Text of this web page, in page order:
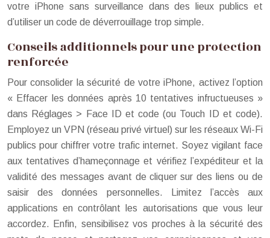
votre iPhone sans surveillance dans des lieux publics et
d’utiliser un code de déverrouillage trop simple.
Conseils additionnels pour une protection
renforcée
Pour consolider la sécurité de votre iPhone, activez l’option
« Effacer les données après 10 tentatives infructueuses »
dans Réglages > Face ID et code (ou Touch ID et code).
Employez un VPN (réseau privé virtuel) sur les réseaux Wi-Fi
publics pour chiffrer votre trafic internet. Soyez vigilant face
aux tentatives d’hameçonnage et vérifiez l’expéditeur et la
validité des messages avant de cliquer sur des liens ou de
saisir des données personnelles. Limitez l’accès aux
applications en contrôlant les autorisations que vous leur
accordez. Enfin, sensibilisez vos proches à la sécurité des